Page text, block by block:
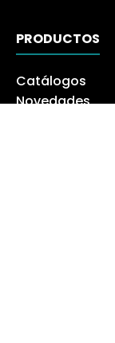
PRODUCTOS
Catálogos
Novedades